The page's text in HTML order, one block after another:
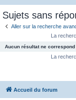
Sujets sans
Aller sur la recherche
La
Aucun résultat ne
La
Accueil du forum